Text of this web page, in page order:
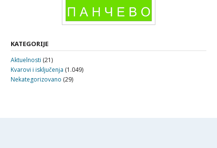
KATEGORIJE
Aktuelnosti (21)
Kvarovi i isključenja (1.049)
Nekategorizovano (29)